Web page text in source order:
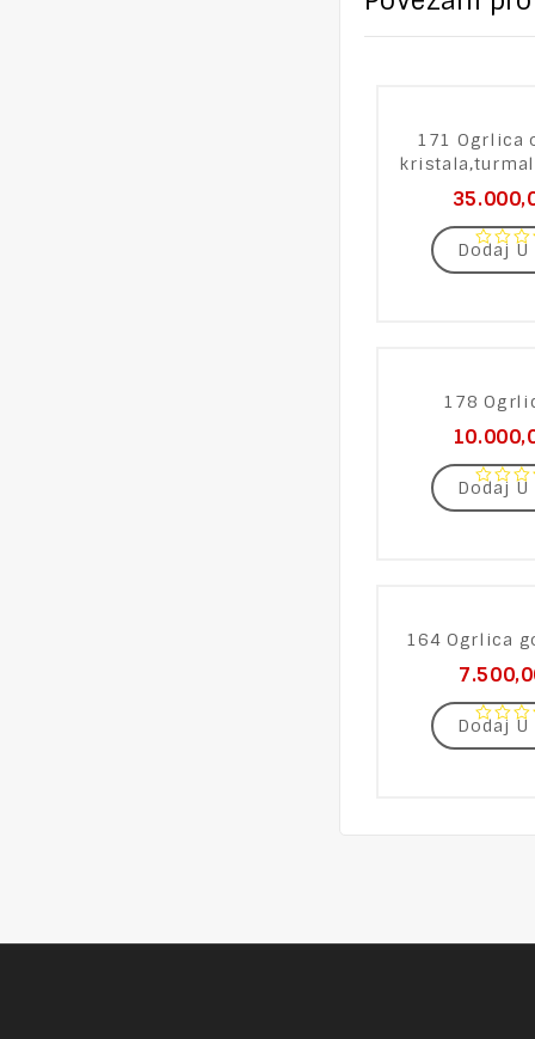
171 Ogrlica
0
Dodaj
178
0
Dodaj
164 Ogrlica
0
Dodaj